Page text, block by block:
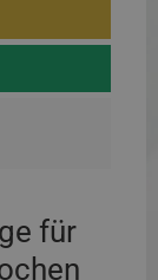
für